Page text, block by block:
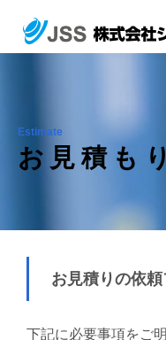
Estimate
お見積も
お見積りの依
下記に必要事項をご